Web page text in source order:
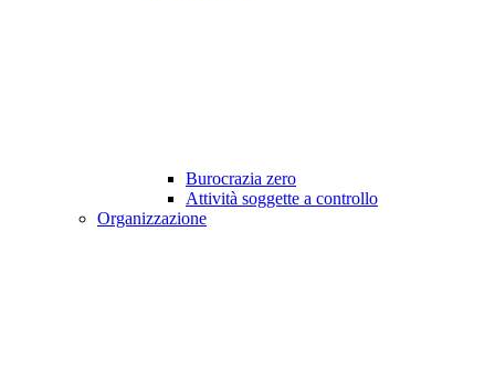
Burocrazia zero
Attività soggette a controllo
Organizzazione